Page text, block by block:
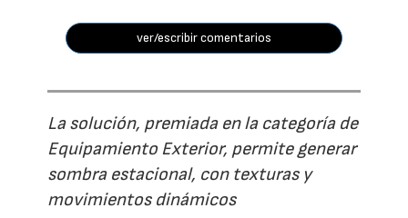
ver/escribir comentarios
La solución, premiada en la categoría de
Equipamiento Exterior, permite generar
sombra estacional, con texturas y
movimientos dinámicos